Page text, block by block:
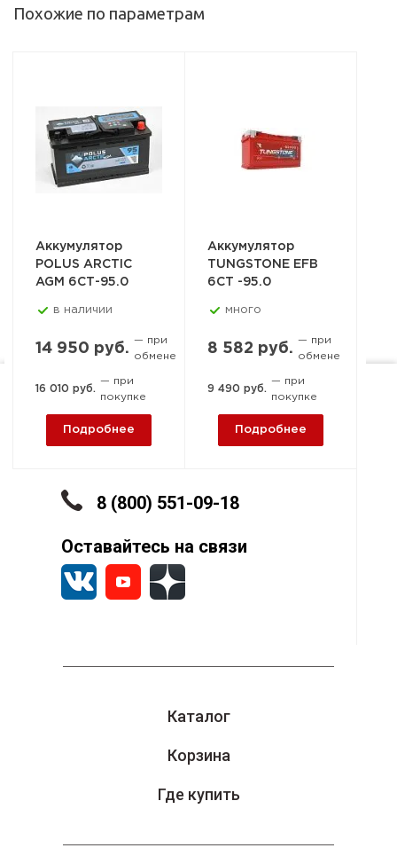
Похожие по параметрам
Аккумулятор
POLUS ARCTIC
AGM 6СТ-95.0
в наличии
14 950 руб.
— при
обмене
16 010 руб.
— при
покупке
Подробнее
Аккумулятор
TUNGSTONE EFB
6СТ -95.0
много
8 582 руб.
— при
обмене
9 490 руб.
— при
покупке
Подробнее
Каталог
Корзина
Где купить
Ростов-на-Дону, пер. 1-й
Машиностроительный, 15-
8 (800) 551-09-18
Оставайтесь на связи